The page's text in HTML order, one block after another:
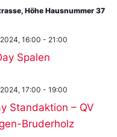
Höhe Hausnummer 37
Spalen
16:00 - 21:00
Standaktion – QV
Bruderholz
17:00 - 19:00